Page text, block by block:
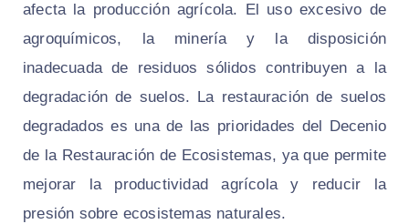
afecta la producción agrícola. El uso excesivo de
agroquímicos, la minería y la disposición
inadecuada de residuos sólidos contribuyen a la
degradación de suelos. La restauración de suelos
degradados es una de las prioridades del Decenio
de la Restauración de Ecosistemas, ya que permite
mejorar la productividad agrícola y reducir la
presión sobre ecosistemas naturales.